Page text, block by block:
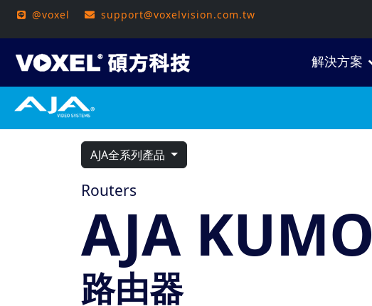
@voxel support@voxelvision.com.tw
解決方案
AJA全系列產品
Routers
AJA KUMO
路由器